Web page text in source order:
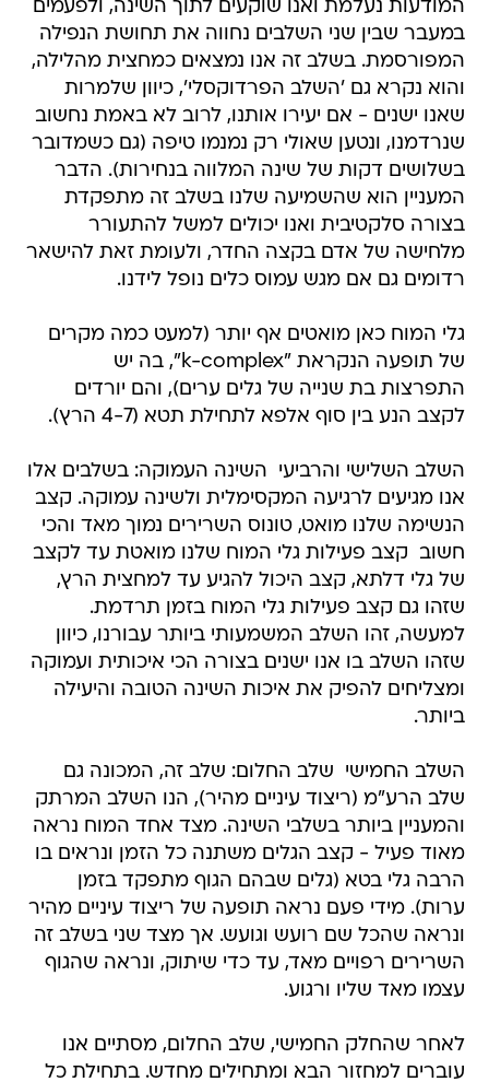
המודעות נעלמת ואנו שוקעים לתוך השינה, ולפעמים
במעבר שבין שני השלבים נחווה את תחושת הנפילה
המפורסמת. בשלב זה אנו נמצאים כמחצית מהלילה,
והוא נקרא גם 'השלב הפרדוקסלי', כיוון שלמרות
שאנו ישנים - אם יעירו אותנו, לרוב לא באמת נחשוב
שנרדמנו, ונטען שאולי רק נמנמו טיפה (גם כשמדובר
בשלושים דקות של שינה המלווה בנחירות). הדבר
המעניין הוא שהשמיעה שלנו בשלב זה מתפקדת
בצורה סלקטיבית ואנו יכולים למשל להתעורר
מלחישה של אדם בקצה החדר, ולעומת זאת להישאר
רדומים גם אם מגש עמוס כלים נופל לידנו.
גלי המוח כאן מואטים אף יותר (למעט כמה מקרים
של תופעה הנקראת "k-complex", בה יש
התפרצות בת שנייה של גלים ערים), והם יורדים
לקצב הנע בין סוף אלפא לתחילת תטא (4-7 הרץ).
השלב השלישי והרביעי  השינה העמוקה: בשלבים אלו
אנו מגיעים לרגיעה המקסימלית ולשינה עמוקה. קצב
הנשימה שלנו מואט, טונוס השרירים נמוך מאד והכי
חשוב  קצב פעילות גלי המוח שלנו מואטת עד לקצב
של גלי דלתא, קצב היכול להגיע עד למחצית הרץ,
שזהו גם קצב פעילות גלי המוח בזמן תרדמת.
למעשה, זהו השלב המשמעותי ביותר עבורנו, כיוון
שזהו השלב בו אנו ישנים בצורה הכי איכותית ועמוקה
ומצליחים להפיק את איכות השינה הטובה והיעילה
ביותר.
השלב החמישי  שלב החלום: שלב זה, המכונה גם
שלב הרע"מ (ריצוד עיניים מהיר), הנו השלב המרתק
והמעניין ביותר בשלבי השינה. מצד אחד המוח נראה
מאוד פעיל - קצב הגלים משתנה כל הזמן ונראים בו
הרבה גלי בטא (גלים שבהם הגוף מתפקד בזמן
ערות). מידי פעם נראה תופעה של ריצוד עיניים מהיר
ונראה שהכל שם רועש וגועש. אך מצד שני בשלב זה
השרירים רפויים מאד, עד כדי שיתוק, ונראה שהגוף
עצמו מאד שליו ורגוע.
לאחר שהחלק החמישי, שלב החלום, מסתיים אנו
עוברים למחזור הבא ומתחילים מחדש. בתחילת כל